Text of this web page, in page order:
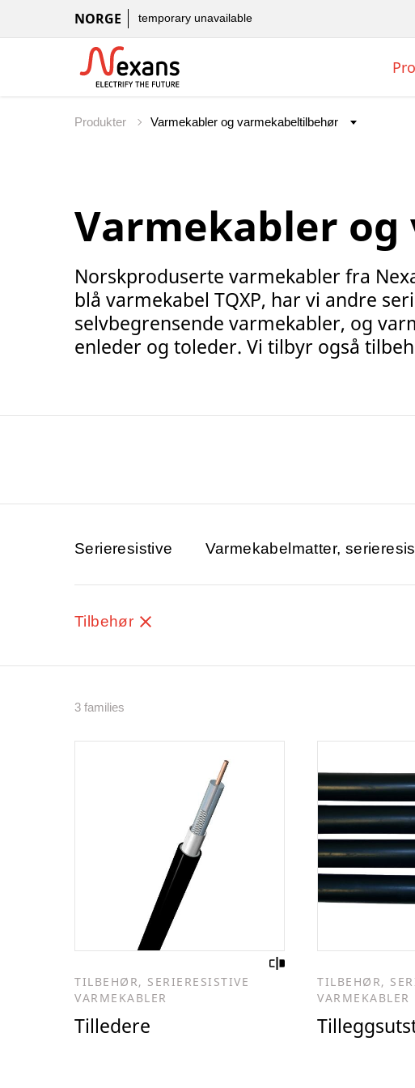
NORGE temporary unavailable
Produkter
Varmekabler
Norskproduserte varmekabler fra
blå varmekabel TQXP, har vi andre
selvbegrensende varmekabler, og
enleder og toleder. Vi tilbyr også
Serieresistive Varmekabelmatter,
Tilbehør
3 families
TILBEHØR, SERIERESISTIVE
VARMEKABLER
Tilledere
TILBEHØR,
VARMEKABLER